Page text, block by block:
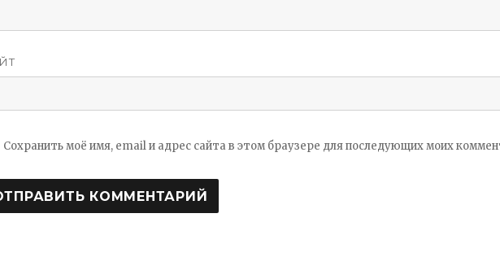
Сохранить моё имя, email и адрес сайта в этом браузере для последующих моих